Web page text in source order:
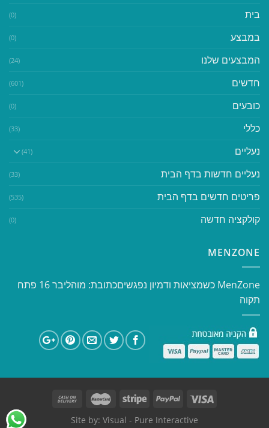
בית (0)
במבצע (0)
המבצעים שלנו (24)
חדשים (601)
כובעים (0)
כללי (33)
נעליים (41)
נעליים חדשות בדף הבית (33)
פריטים חדשים בדף הבית (535)
קולקציה חדשה (0)
MENZONE
​​MenZone כשמציאות ודמיון נפגשים​ כתובת: מוהליבר 16 פתח
תקוה
Site by: Visual - Pure Interactive